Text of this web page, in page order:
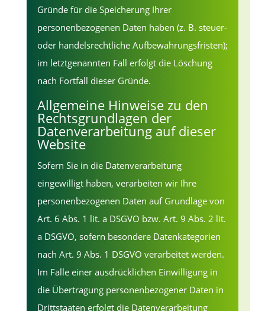
Gründe für die Speicherung Ihrer
personenbezogenen Daten haben (z. B. steuer-
oder handelsrechtliche Aufbewahrungsfristen);
im letztgenannten Fall erfolgt die Löschung
nach Fortfall dieser Gründe.
Allgemeine Hinweise zu den
Rechtsgrundlagen der
Datenverarbeitung auf dieser
Website
Sofern Sie in die Datenverarbeitung
eingewilligt haben, verarbeiten wir Ihre
personenbezogenen Daten auf Grundlage von
Art. 6 Abs. 1 lit. a DSGVO bzw. Art. 9 Abs. 2 lit.
a DSGVO, sofern besondere Datenkategorien
nach Art. 9 Abs. 1 DSGVO verarbeitet werden.
Im Falle einer ausdrücklichen Einwilligung in
die Übertragung personenbezogener Daten in
Drittstaaten erfolgt die Datenverarbeitung